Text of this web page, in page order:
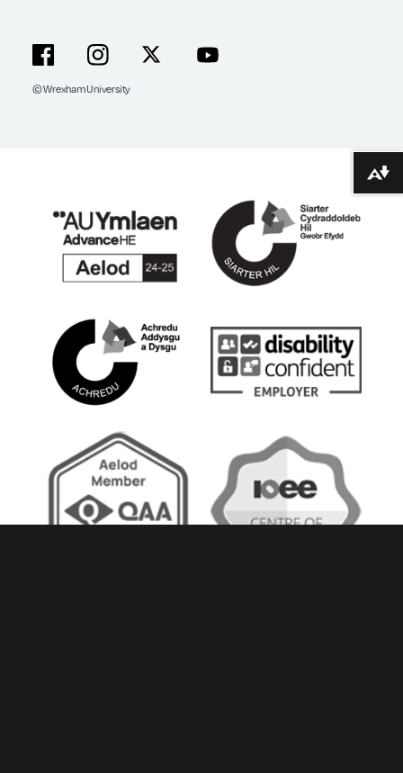
FacebookInstagram
© Wrexham University
Lawrlwytho fformatau amgen ...